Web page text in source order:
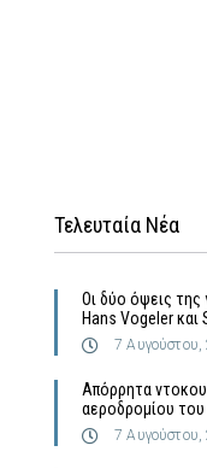
Τελευταία Νέα
Οι δύο όψεις της
Hans Vogeler και
7
Απόρρητα
αεροδρομίου
7